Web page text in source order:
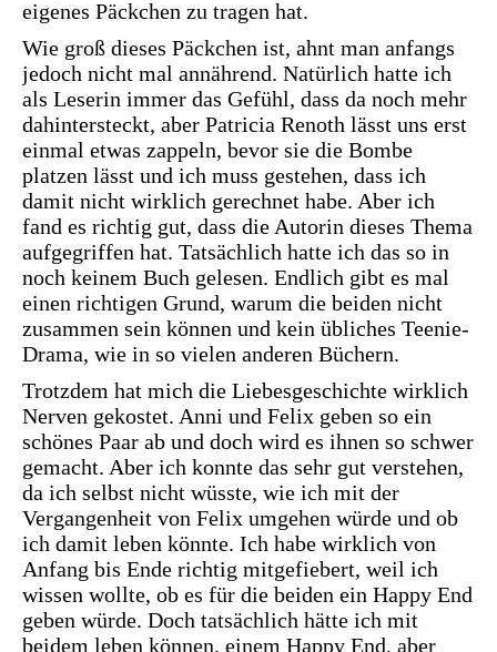
eigenes Päckchen zu tragen hat.
Wie groß dieses Päckchen ist, ahnt man anfangs
jedoch nicht mal annährend. Natürlich hatte ich
als Leserin immer das Gefühl, dass da noch mehr
dahintersteckt, aber Patricia Renoth lässt uns erst
einmal etwas zappeln, bevor sie die Bombe
platzen lässt und ich muss gestehen, dass ich
damit nicht wirklich gerechnet habe. Aber ich
fand es richtig gut, dass die Autorin dieses Thema
aufgegriffen hat. Tatsächlich hatte ich das so in
noch keinem Buch gelesen. Endlich gibt es mal
einen richtigen Grund, warum die beiden nicht
zusammen sein können und kein übliches Teenie-
Drama, wie in so vielen anderen Büchern.
Trotzdem hat mich die Liebesgeschichte wirklich
Nerven gekostet. Anni und Felix geben so ein
schönes Paar ab und doch wird es ihnen so schwer
gemacht. Aber ich konnte das sehr gut verstehen,
da ich selbst nicht wüsste, wie ich mit der
Vergangenheit von Felix umgehen würde und ob
ich damit leben könnte. Ich habe wirklich von
Anfang bis Ende richtig mitgefiebert, weil ich
wissen wollte, ob es für die beiden ein Happy End
geben würde. Doch tatsächlich hätte ich mit
beidem leben können, einem Happy End, aber